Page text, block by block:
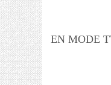
EN MODE